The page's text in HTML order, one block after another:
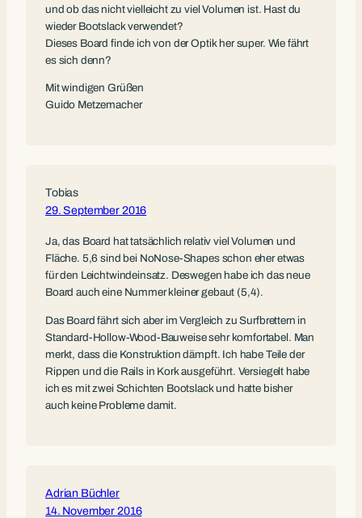
und ob das nicht vielleicht zu viel Volumen ist. Hast du
wieder Bootslack verwendet?
Dieses Board finde ich von der Optik her super. Wie fährt
es sich denn?
Mit windigen Grüßen
Guido Metzemacher
Tobias
29. September 2016
Ja, das Board hat tatsächlich relativ viel Volumen und
Fläche. 5,6 sind bei NoNose-Shapes schon eher etwas
für den Leichtwindeinsatz. Deswegen habe ich das neue
Board auch eine Nummer kleiner gebaut (5,4).
Das Board fährt sich aber im Vergleich zu Surfbrettern in
Standard-Hollow-Wood-Bauweise sehr komfortabel. Man
merkt, dass die Konstruktion dämpft. Ich habe Teile der
Rippen und die Rails in Kork ausgeführt. Versiegelt habe
ich es mit zwei Schichten Bootslack und hatte bisher
auch keine Probleme damit.
Adrian Büchler
14. November 2016